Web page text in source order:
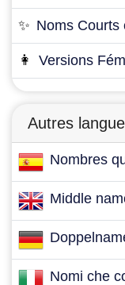
✨ Noms Courts
👩 Versions
Autres
Nombres
Middle
Nomi che